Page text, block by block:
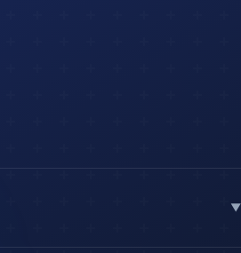
▼